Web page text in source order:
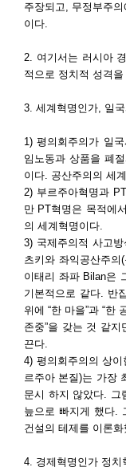
주장되고, 무정부주
이다.
2. 여기서는 러시아
적으로 정치적 성격
3. 세계혁명인가, 일
1) 평의회주의가 일
임노동과 상품을 폐
이다. 공산주의의 세
2) 부르주아혁명과
만 PT혁명은 목적에
의 세계혁명이다.
3) 국제주의적 사고
츠키와 좌익공산주의
이태리 좌파 Bilan은
기본적으로 같다. 반
위에 “한 마을”과 “한
존중”을 갖는 것 같
끈다.
4) 평의회주의의 상
르주아 본질)는 가장
문시 하지 않았다. 그
늪으로 빠지게 했다.
건설의 테제를 이론화
4. 경제혁명인가 정치